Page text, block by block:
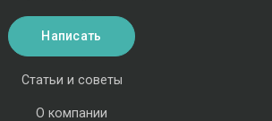
Статьи и советы
О компании
Написать